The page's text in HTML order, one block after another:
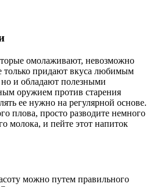
омолаживают, невозможно
только придают вкуса любимым
и обладают полезными
оружием против старения
ее нужно на регулярной основе.
плова, просто разводите немного
молока, и пейте этот напиток
можно путем правильного